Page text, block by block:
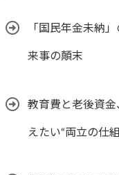
「国民年金未納
来事の顛末
教育費と老後資
えたい“両立の仕